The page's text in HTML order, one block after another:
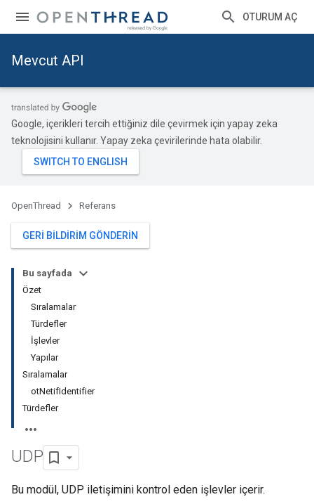
OTURUM AÇ
Mevcut API
Google, içerikleri tercih ettiğiniz dile çevirmek için yapay zeka
teknolojisini kullanır. Yapay zeka çevirilerinde hata olabilir.
OpenThread Referans
GERI BILDIRIM GÖNDERIN
Bu sayfada
Özet
Sıralamalar
Türdefler
İşlevler
Yapılar
Sıralamalar
otNetifIdentifier
Türdefler
UDP
Bu modül, UDP iletişimini kontrol eden işlevler içerir.